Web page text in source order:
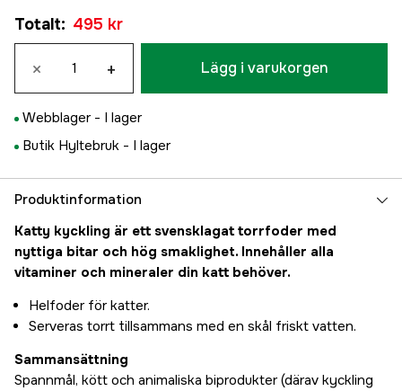
Totalt: 495 kr
× + Lägg i varukorgen
Webblager - I lager
Butik Hyltebruk - I lager
Produktinformation
Katty kyckling är ett svensklagat torrfoder med
nyttiga bitar och hög smaklighet. Innehåller alla
vitaminer och mineraler din katt behöver.
Helfoder för katter.
Serveras torrt tillsammans med en skål friskt vatten.
Sammansättning
Spannmål, kött och animaliska biprodukter (därav kyckling